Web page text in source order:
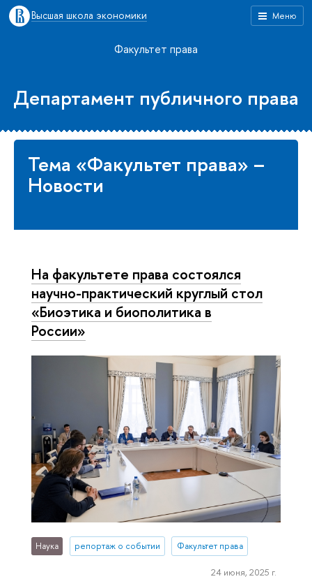
Меню
Высшая школа экономики
Факультет права
Департамент публичного права
Тема «Факультет права» –
Новости
На факультете права состоялся
научно-практический круглый стол
«Биоэтика и биополитика в
России»
Наука репортаж о событии Факультет права
24 июня, 2025 г.